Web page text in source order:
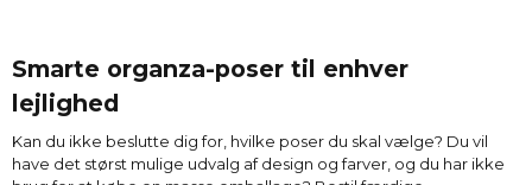
Smarte organza-poser til enhver
lejlighed
Kan du ikke beslutte dig for, hvilke poser du skal vælge? Du vil
have det størst mulige udvalg af design og farver, og du har ikke